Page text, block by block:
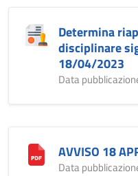
Determina
disciplinare
18/04/2023
Data
AVVISO 18
Data